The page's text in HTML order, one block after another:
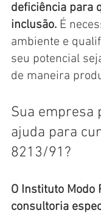
deficiência para
inclusão. É
ambiente e
seu potencial
de maneira
Sua empresa
ajuda para
8213/91?
O Instituto Modo
consultoria